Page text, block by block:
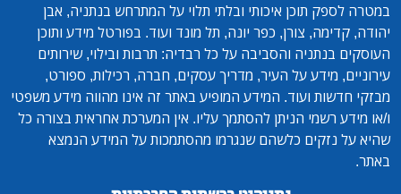
במטרה לספק תוכן איכותי ובלתי תלוי על המתרחש בנתניה, אבן
יהודה, קדימה, צורן, כפר יונה, תל מונד ועוד. בפורטל מידע ותוכן
העוסקים בנתניה והסביבה על כל רבדיה: תרבות ובילוי, שירותים
עירוניים, מידע על העיר, מדריך עסקים, חברה, רכילות, ספורט,
מבזקי חדשות ועוד. המידע המופיע באתר זה אינו מהווה מידע משפטי
ו/או מידע רשמי הניתן להסתמך עליו. אין המערכת אחראית בצורה כל
שהיא על נזקים כלשהם שנגרמו מהסתמכות על המידע הנמצא
באתר.